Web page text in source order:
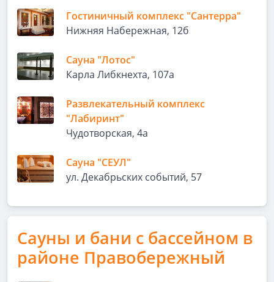
Гостиничный комплекс "Сантерра"
Нижняя Набережная, 12б
Сауна "Лотос"
Карла Либкнехта, 107а
Развлекательный комплекс
"Лабиринт"
Чудотворская, 4а
Сауна "СЕУЛ"
ул. Декабрьских событий, 57
Сауны и бани с бассейном в
районе Правобережный